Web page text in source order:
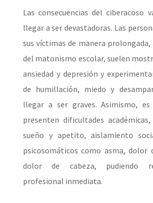
Las consecuencias del ciberacoso
llegar a ser devastadoras. Las
sus víctimas de manera prolongada,
del matonismo escolar, suelen
ansiedad y depresión y
de humillación, miedo y
llegar a ser graves. Asimismo, es
presenten dificultades
sueño y apetito, aislamiento
psicosomáticos como asma, dolor
dolor de cabeza, pudiendo
profesional inmediata.